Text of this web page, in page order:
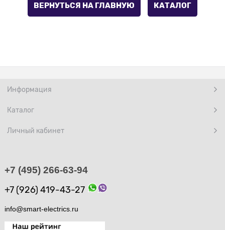
ВЕРНУТЬСЯ НА ГЛАВНУЮ КАТАЛОГ
Информация
Каталог
Личный кабинет
+7 (495) 266-63-94
+7 (926) 419-43-27
info@smart-electrics.ru